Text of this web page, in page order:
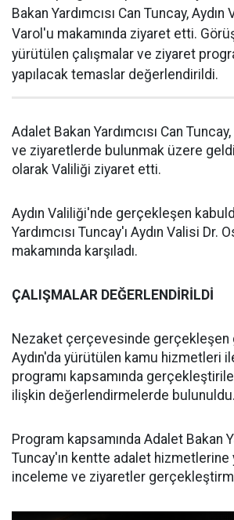
Bakan Yardımcısı Can Tuncay,
Varol'u makamında ziyaret etti.
yürütülen çalışmalar ve ziyaret
yapılacak temaslar değerlendirildi.
Adalet Bakan Yardımcısı Can
ve ziyaretlerde bulunmak üzere
olarak Valiliği ziyaret etti.
Aydın Valiliği'nde gerçekleşen
Yardımcısı Tuncay'ı Aydın Valisi Dr.
makamında karşıladı.
ÇALIŞMALAR DEĞERLENDİRİLDİ
Nezaket çerçevesinde gerçekleşen
Aydın'da yürütülen kamu hizmetleri
programı kapsamında
ilişkin değerlendirmelerde bulunuldu.
Program kapsamında Adalet Bakan
Tuncay'ın kentte adalet
inceleme ve ziyaretler